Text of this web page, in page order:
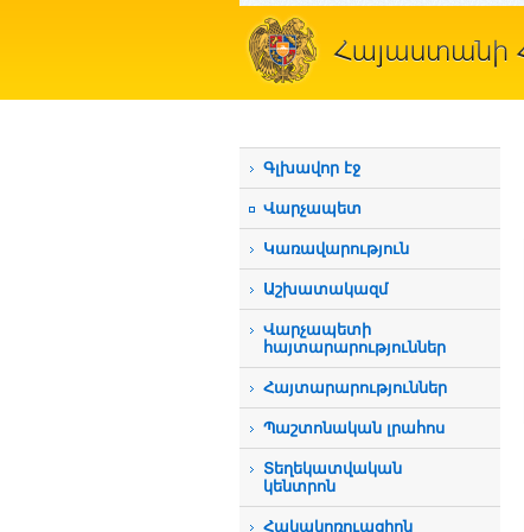
Գլխավոր էջ
Վարչապետ
Կառավարություն
Աշխատակազմ
Վարչապետի
հայտարարություններ
Հայտարարություններ
Պաշտոնական լրահոս
Տեղեկատվական
կենտրոն
Հակակոռուպցիոն